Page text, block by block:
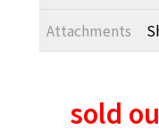
Attachments
sold